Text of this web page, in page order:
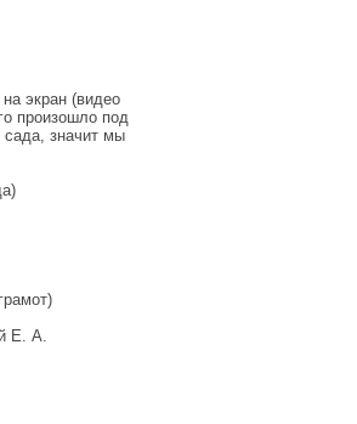
экран (видео
произошло под
сада, значит мы
Е. А.